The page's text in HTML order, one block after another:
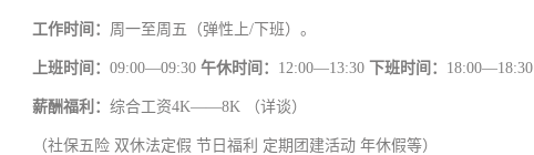
工作时间： 周一至周五（弹性上/下班）。
上班时间： 09:00—09:30 午休时间： 12:00—13:30 下班时间： 18:00—18:30
薪酬福利： 综合工资4K——8K （详谈）
（社保五险 双休法定假 节日福利 定期团建活动 年休假等）